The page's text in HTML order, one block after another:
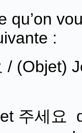
qu’on
:
/ (Objet)
주세요